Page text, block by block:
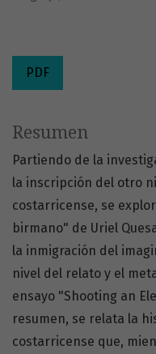
PDF
Resumen
Partiendo de la
la inscripción del otro
costarricense, se
birmano" de Uriel
la inmigración del
nivel del relato y el
ensayo "Shooting an
resumen, se relata la
costarricense que,